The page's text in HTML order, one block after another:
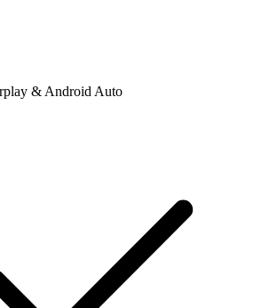
& Android Auto